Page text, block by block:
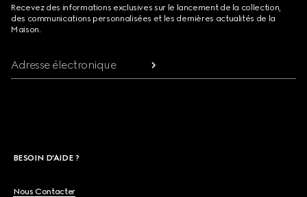
Recevez des informations exclusives sur le lancement de la collection,
des communications personnalisées et les dernières actualités de la
Maison.
Adresse électronique
BESOIN D'AIDE ?
Nous Contacter